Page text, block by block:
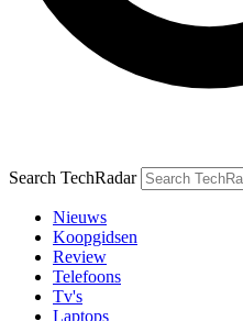
Search TechRadar
Nieuws
Koopgidsen
Review
Telefoons
Tv's
Laptops